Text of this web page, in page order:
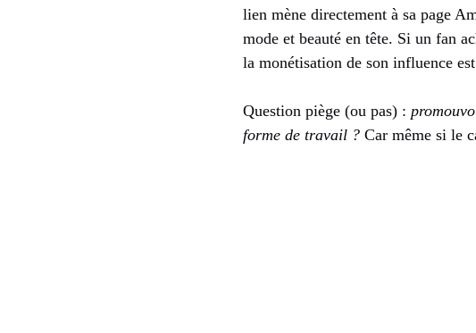
lien mène directement à sa page
mode et beauté en tête. Si un fan
la monétisation de son influence
Question piège (ou pas) :
forme de travail ? Car même si le